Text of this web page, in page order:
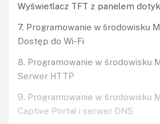
Wyświetlacz TFT z panelem
7. Programowanie w środowisku
Dostęp do Wi-Fi
8. Programowanie w środowisku
Serwer HTTP
9. Programowanie w środowisku
Captive Portal i serwer DNS